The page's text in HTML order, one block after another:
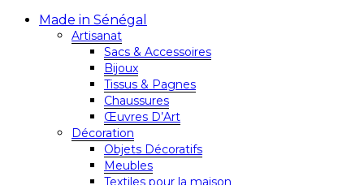
Made in Sénégal
Artisanat
Sacs & Accessoires
Bijoux
Tissus & Pagnes
Chaussures
Œuvres D’Art
Décoration
Objets Décoratifs
Meubles
Textiles pour la maison